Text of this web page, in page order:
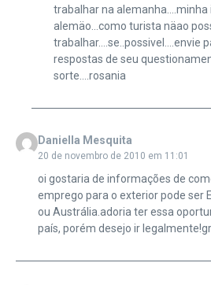
trabalhar na alemanha….minha
alemäo…como turista näao
trabalhar….se..possivel….envie
respostas de seu
sorte….rosania
Daniella Mesquita
20 de novembro de 2010 em 11:01
oi gostaria de informações de
emprego para o exterior pode ser
ou Austrália.adoria ter essa
país, porém desejo ir